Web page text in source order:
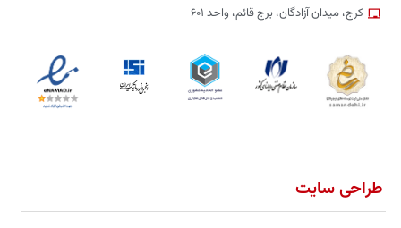
کرج، میدان آزادگان، برج قائم، واحد ۶۰۱
طراحی سایت